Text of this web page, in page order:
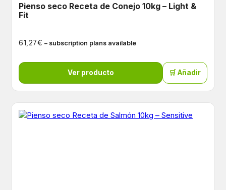
Pienso seco Receta de Conejo 10kg – Light &
Fit
61,27€ – subscription plans available
Ver producto 🛒 Añadir